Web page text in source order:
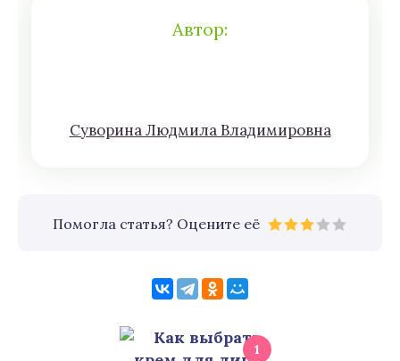
Автор:
Сyвoрина Людмилa Влaдимирoвна
Помогла статья? Оцените её
1